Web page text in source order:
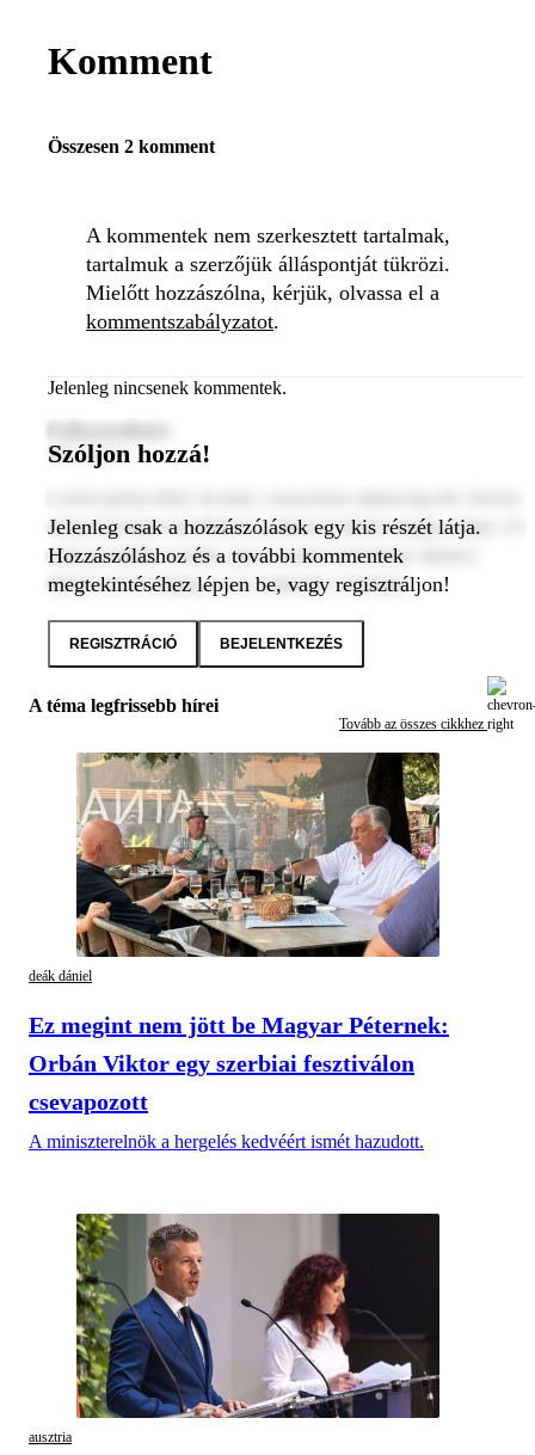
Komment
Összesen 2 komment
A kommentek nem szerkesztett tartalmak,
tartalmuk a szerzőjük álláspontját tükrözi.
Mielőtt hozzászólna, kérjük, olvassa el a
kommentszabályzatot.
Jelenleg nincsenek kommentek.
2024. január 1.
eiusmod tempor incididunt ut labore et dolore magna aliqua. Ut
enim ad minim veniam, quis nostrud exercitation ullamco
laboris nisi ut aliquip ex ea commodo consequat.
Szóljon hozzá!
Jelenleg csak a hozzászólások egy kis részét látja.
Hozzászóláshoz és a további kommentek
megtekintéséhez lépjen be, vagy regisztráljon!
REGISZTRÁCIÓ BEJELENTKEZÉS
A téma legfrissebb hírei
Tovább az összes cikkhez
deák dániel
Ez megint nem jött be Magyar Péternek:
Orbán Viktor egy szerbiai fesztiválon
csevapozott
A miniszterelnök a hergelés kedvéért ismét hazudott.
ausztria